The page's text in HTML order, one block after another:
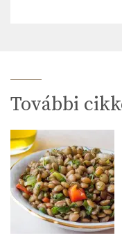
További